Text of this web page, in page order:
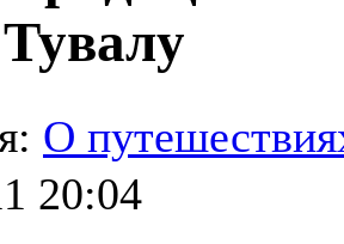
О
20:04